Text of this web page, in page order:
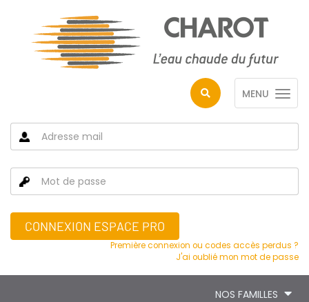
MENU
CONNEXION ESPACE PRO
Première connexion ou codes accès perdus ?
J'ai oublié mon mot de passe
NOS FAMILLES